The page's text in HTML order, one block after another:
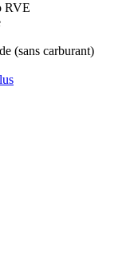
RVE
(sans carburant)